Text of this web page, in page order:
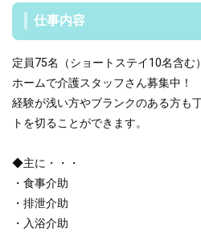
仕事内容
定員75名（ショートステイ10名含む
ホームで介護スタッフさん募集中！
経験が浅い方やブランクのある方も
トを切ることができます。
◆主に・・・
・食事介助
・排泄介助
・入浴介助